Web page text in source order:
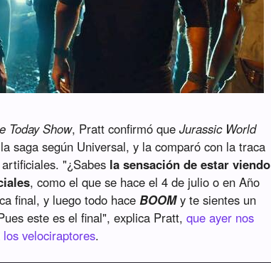
Today Show, Pratt confirmó queJurassic World
saga según Universal, y la comparó con la traca
"¿Sabes la sensación de estar viendo
, como el que se hace el 4 de julio o en Año
final, y luego todo hace BOOMy te sientes un
este es el final", explica Pratt,que ayer nos
velociraptores.